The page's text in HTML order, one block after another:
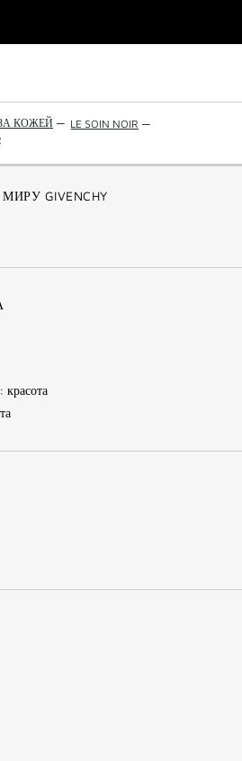
КОЖЕЙ — LE SOIN NOIR —
GIVENCHY
красота